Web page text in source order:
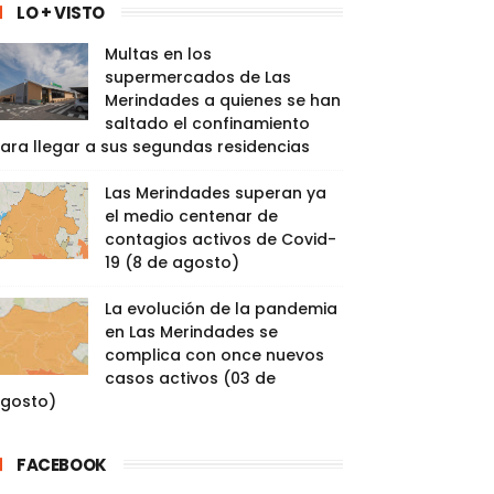
LO + VISTO
Multas en los
supermercados de Las
Merindades a quienes se han
saltado el confinamiento
llegar a sus segundas residencias
Las Merindades superan ya
el medio centenar de
contagios activos de Covid-
19 (8 de agosto)
La evolución de la pandemia
en Las Merindades se
complica con once nuevos
casos activos (03 de
FACEBOOK